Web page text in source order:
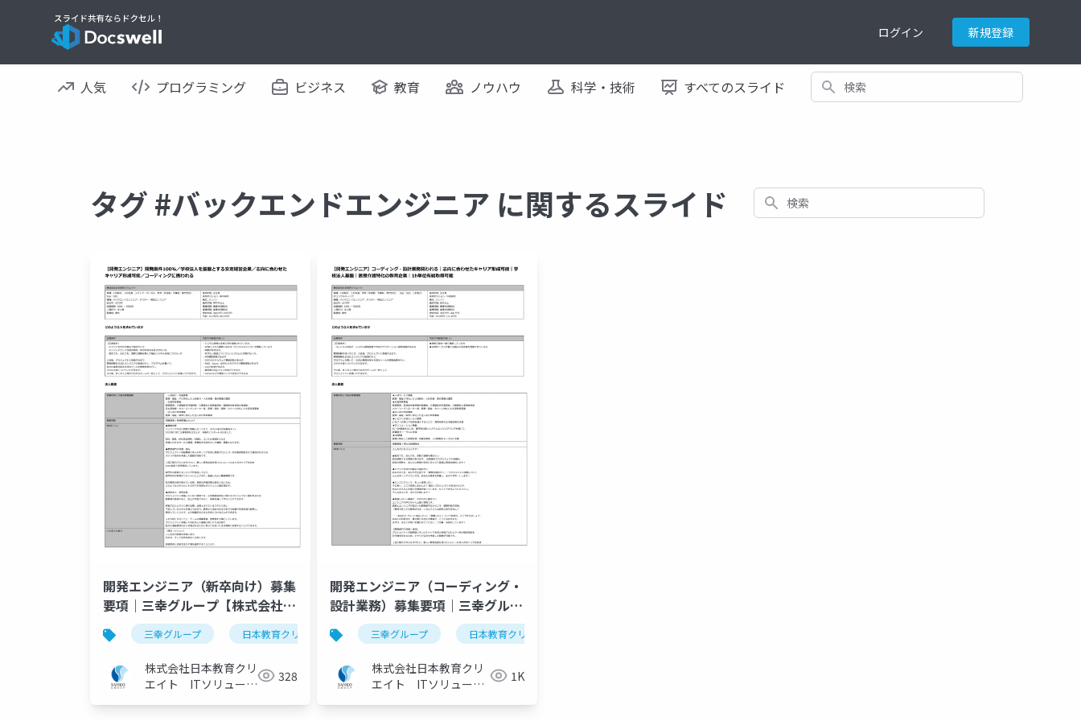
ログイン 新規登録
人気 プログラミング ビジネス 教育 ノウハウ 科学・技術 すべてのスライド 検索
タグ #バックエンドエンジニア に関するスライド 検索
開発エンジニア（新卒向け）募集
要項｜三幸グループ【株式会社日
本教育クリエイト】
三幸グループ 日本教育クリエイト 採用ピッチ資料 開発エンジニア募集
株式会社日本教育クリ
エイト ITソリューシ
328
開発エンジニア（コーディング・
設計業務）募集要項｜三幸グルー
プ【株式会社日本教育クリエイ
ト】
三幸グループ 日本教育クリエイト
株式会社日本教育クリ
エイト ITソリューシ
1K